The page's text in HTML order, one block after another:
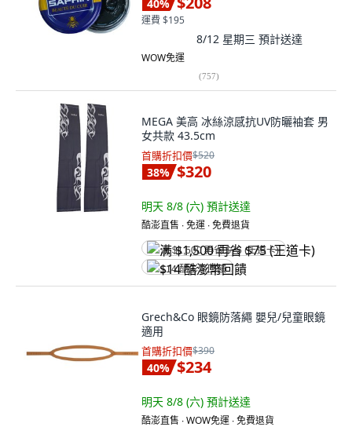
40%
運費 $195
8/12 星期三 預計送達
WOW免運
(757)
MEGA 美高 冰絲涼感抗UV防曬袖套 男
女共款 43.5cm
首購折扣價$520
38% $320
明天 8/8 (六) 預計送達
酷澎直售 ∙ 免運 ∙ 免費退貨
满 $1,500 再省 $75 (王道卡)
$14 酷澎幣回饋
Grech&Co 眼鏡防落繩 嬰兒/兒童眼鏡
適用
首購折扣價$390
40% $234
明天 8/8 (六) 預計送達
酷澎直售 ∙ WOW免運 ∙ 免費退貨